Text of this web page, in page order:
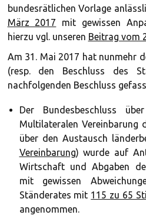
bundesrätlichen Vorlage
März 2017 mit gewissen
hierzu vgl. unseren Beitrag vom
Am 31. Mai 2017 hat nunmehr
(resp. den Beschluss des
nachfolgenden Beschluss
Der Bundesbeschluss
Multilateralen Vereinbarung
über den Austausch
Vereinbarung) wurde auf
Wirtschaft und Abgaben
mit gewissen
Ständerates mit 115 zu 65
angenommen.